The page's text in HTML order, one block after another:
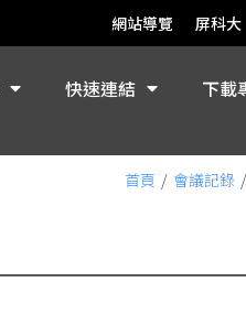
網站導覽 屏科大
快速連結 下載
首頁 / 會議記錄 /